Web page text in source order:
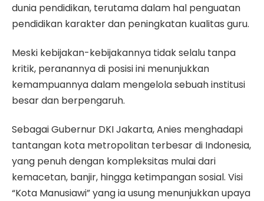
dunia pendidikan, terutama dalam hal penguatan
pendidikan karakter dan peningkatan kualitas guru.
Meski kebijakan-kebijakannya tidak selalu tanpa
kritik, peranannya di posisi ini menunjukkan
kemampuannya dalam mengelola sebuah institusi
besar dan berpengaruh.
Sebagai Gubernur DKI Jakarta, Anies menghadapi
tantangan kota metropolitan terbesar di Indonesia,
yang penuh dengan kompleksitas mulai dari
kemacetan, banjir, hingga ketimpangan sosial. Visi
“Kota Manusiawi” yang ia usung menunjukkan upaya